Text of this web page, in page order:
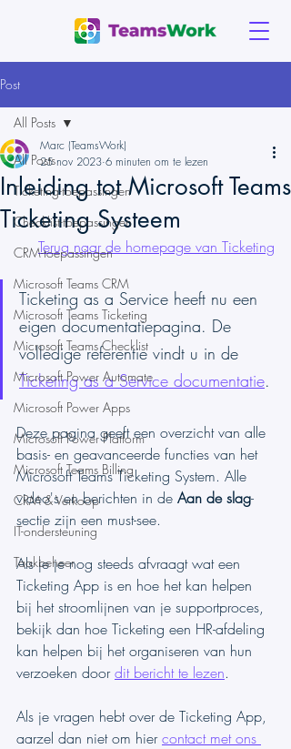
Post
All Posts
Ticketing-toepassingen
Checklist-toepassingen
CRM-toepassingen
Microsoft Teams CRM
Microsoft Teams Ticketing
Microsoft Teams Checklist
Microsoft Power Automate
Microsoft Power Apps
Microsoft Power Platform
Microsoft Teams Billing
CRM & Verkoop
IT-ondersteuning
Taakbeheer
All Posts
Inleiding tot Microsoft Teams
Ticketing Systeem
Marc (TeamsWork)
25 nov 2023 6 minuten om te lezen
Terug naar de homepage van Ticketing
Ticketing as a Service heeft nu een
eigen documentatiepagina. De
volledige referentie vindt u in de
Ticketing as a Service documentatie.
Deze pagina geeft een overzicht van alle
basis- en geavanceerde functies van het
Microsoft Teams Ticketing System. Alle
video's en berichten in de Aan de slag-
sectie zijn een must-see.
Als je je nog steeds afvraagt wat een
Ticketing App is en hoe het kan helpen
bij het stroomlijnen van je supportproces,
bekijk dan hoe Ticketing een HR-afdeling
kan helpen bij het organiseren van hun
verzoeken door dit bericht te lezen.
Als je vragen hebt over de Ticketing App,
aarzel dan niet om hier contact met ons